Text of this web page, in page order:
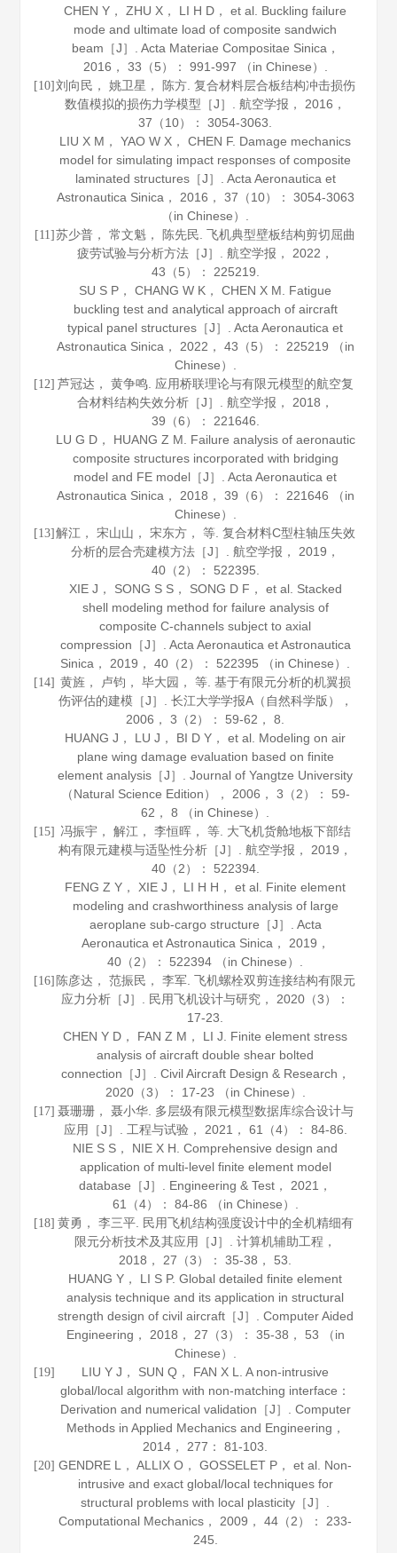
CHEN Y， ZHU X， LI H D， et al. Buckling failure
mode and ultimate load of composite sandwich
beam［J］. Acta Materiae Compositae Sinica ，
2016 ， 33 （5）： 991-997 （in Chinese）.
[10] 刘向民， 姚卫星， 陈方. 复合材料层合板结构冲击损伤
数值模拟的损伤力学模型［J］.航空学报 ， 2016 ，
37 （10）： 3054-3063.
LIU X M， YAO W X， CHEN F. Damage mechanics
model for simulating impact responses of composite
laminated structures［J］. Acta Aeronautica et
Astronautica Sinica ， 2016 ， 37 （10）： 3054-3063
（in Chinese）.
[11] 苏少普， 常文魁， 陈先民. 飞机典型壁板结构剪切屈曲
疲劳试验与分析方法［J］.航空学报 ， 2022 ，
43 （5）： 225219.
SU S P， CHANG W K， CHEN X M. Fatigue
buckling test and analytical approach of aircraft
typical panel structures［J］.Acta Aeronautica et
Astronautica Sinica ， 2022 ， 43 （5）： 225219 （in
Chinese）.
[12] 芦冠达， 黄争鸣. 应用桥联理论与有限元模型的航空复
合材料结构失效分析［J］.航空学报 ， 2018 ，
39 （6）： 221646.
LU G D， HUANG Z M. Failure analysis of aeronautic
composite structures incorporated with bridging
model and FE model［J］.Acta Aeronautica et
Astronautica Sinica ， 2018 ， 39 （6）： 221646 （in
Chinese）.
[13] 解江， 宋山山， 宋东方， 等. 复合材料C型柱轴压失效
分析的层合壳建模方法［J］.航空学报 ， 2019 ，
40（2）： 522395.
XIE J， SONG S S， SONG D F， et al. Stacked
shell modeling method for failure analysis of
composite C-channels subject to axial
compression［J］. Acta Aeronautica et Astronautica
Sinica ， 2019 ，40 （2）： 522395 （in Chinese）.
[14] 黄旌， 卢钧， 毕大园， 等. 基于有限元分析的机翼损
伤评估的建模［J］. 长江大学学报A（自然科学版）
，
2006 ，3 （2）： 59-62， 8.
HUANG J， LU J， BI D Y， et al. Modeling on air
plane wing damage evaluation based on finite
element analysis［J］.Journal of Yangtze University
（Natural Science Edition）
， 2006 ， 3 （2）： 59-
62， 8 （in Chinese）.
[15] 冯振宇， 解江， 李恒晖， 等. 大飞机货舱地板下部结
构有限元建模与适坠性分析［J］.航空学报 ， 2019 ，
40（2）： 522394.
FENG Z Y， XIE J， LI H H， et al. Finite element
modeling and crashworthiness analysis of large
aeroplane sub-cargo structure［J］. Acta
Aeronautica et Astronautica Sinica ， 2019 ，
40 （2）： 522394 （in Chinese）.
[16] 陈彦达， 范振民， 李军. 飞机螺栓双剪连接结构有限元
应力分析［J］. 民用飞机设计与研究 ， 2020 （3）：
17-23.
CHEN Y D， FAN Z M， LI J. Finite element stress
analysis of aircraft double shear bolted
connection［J］. Civil Aircraft Design & Research ，
2020（3）： 17-23 （in Chinese）.
[17] 聂珊珊， 聂小华. 多层级有限元模型数据库综合设计与
应用［J］. 工程与试验， 2021 ， 61
（4）： 84-86.
NIE S S， NIE X H. Comprehensive design and
application of multi-level finite element model
database［J］. Engineering & Test ， 2021 ，
61
（4）： 84-86 （in Chinese）.
[18] 黄勇， 李三平. 民用飞机结构强度设计中的全机精细有
限元分析技术及其应用［J］.计算机辅助工程 ，
2018 ， 27 （3）： 35-38， 53.
HUANG Y， LI S P. Global detailed finite element
analysis technique and its application in structural
strength design of civil aircraft［J］. Computer Aided
Engineering ， 2018 ， 27 （3）： 35-38， 53 （in
Chinese）.
[19]
LIU Y J， SUN Q， FAN X L. A non-intrusive
global/local algorithm with non-matching interface：
Derivation and numerical validation［J］. Computer
Methods in Applied Mechanics and Engineering ，
2014 ， 277 ： 81-103.
[20] GENDRE L， ALLIX O， GOSSELET P， et al. Non-
intrusive and exact global/local techniques for
structural problems with local plasticity［J］.
Computational Mechanics ， 2009 ，44 （2）： 233-
245.